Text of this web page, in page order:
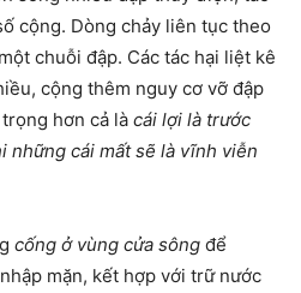
cộng. Dòng chảy liên tục theo
chuỗi đập. Các tác hại liệt kê
cộng thêm nguy cơ vỡ đập
hơn cả là cái lợi là trước
những cái mất sẽ là vĩnh viễn
cống ở vùng cửa sông để
mặn, kết hợp với trữ nước